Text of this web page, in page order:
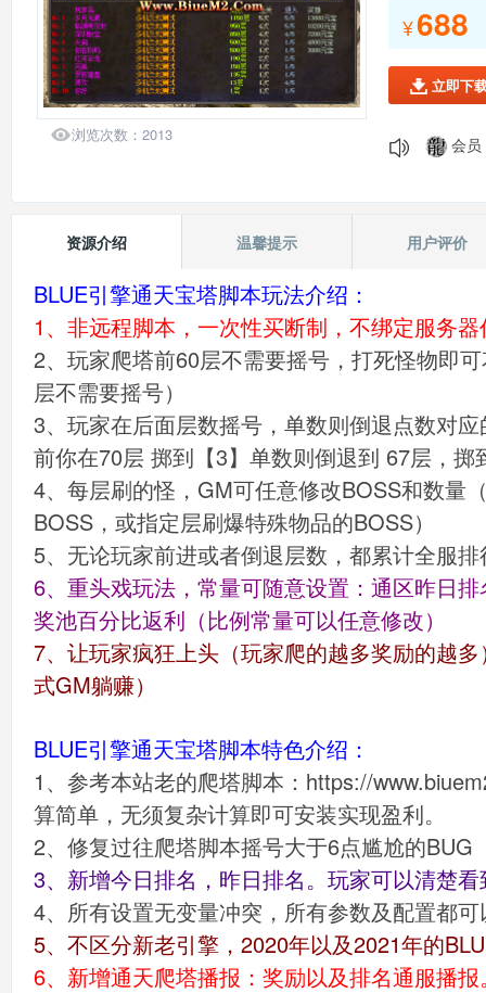
浏览次数： 2013
¥688
 立即下
会员
会员
会员
会员
会
会员
会员
资源介绍 温馨提示 用户评价
BLUE引擎通天宝塔脚本玩法介绍：
1、非远程脚本，一次性买断制，不绑定服务
2、玩家爬塔前60层不需要摇号，打死怪物即
层不需要摇号）
3、玩家在后面层数摇号，单数则倒退点数对
前你在70层 掷到【3】单数则倒退到 67层，
4、每层刷的怪，GM可任意修改BOSS和数量
BOSS，或指定层刷爆特殊物品的BOSS）
5、无论玩家前进或者倒退层数，都累计全服
6、重头戏玩法，常量可随意设置：通区昨日
奖池百分比返利（比例常量可以任意修改）
7、让玩家疯狂上头（玩家爬的越多奖励的越
式GM躺赚）
BLUE引擎通天宝塔脚本特色介绍：
1、参考本站老的爬塔脚本：https://
算简单，无须复杂计算即可安装实现盈利。
2、修复过往爬塔脚本摇号大于6点尴尬的BUG
3、新增今日排名，昨日排名。玩家可以清楚
4、所有设置无变量冲突，所有参数及配置都
5、不区分新老引擎，2020年以及2021年的
6、新增通天爬塔播报：奖励以及排名通服播